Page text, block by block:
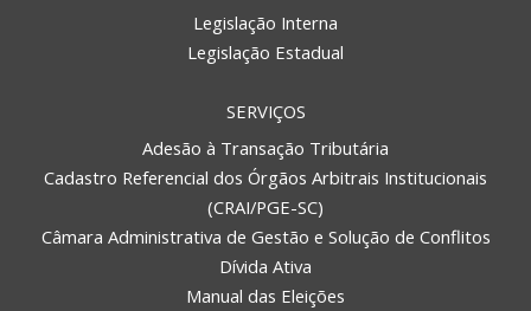
Legislação Interna
Legislação Estadual
SERVIÇOS
Adesão à Transação Tributária
Cadastro Referencial dos Órgãos Arbitrais Institucionais
(CRAI/PGE-SC)
Câmara Administrativa de Gestão e Solução de Conflitos
Dívida Ativa
Manual das Eleições